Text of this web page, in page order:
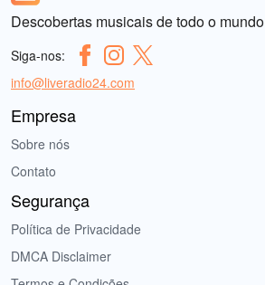
Descobertas musicais de todo o mundo
Siga-nos:
info@liveradio24.com
Empresa
Sobre nós
Contato
Segurança
Política de Privacidade
DMCA Disclaimer